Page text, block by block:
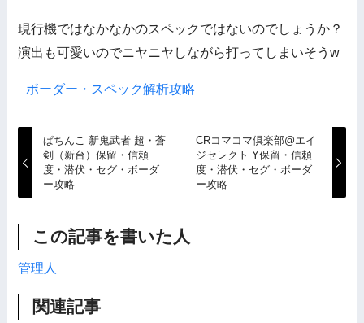
現行機ではなかなかのスペックではないのでしょうか？
演出も可愛いのでニヤニヤしながら打ってしまいそうw
ボーダー・スペック解析攻略
ぱちんこ 新鬼武者 超・蒼
剣（新台）保留・信頼
度・潜伏・セグ・ボーダ
ー攻略
CRコマコマ倶楽部@エイ
ジセレクト Y保留・信頼
度・潜伏・セグ・ボーダ
ー攻略
この記事を書いた人
管理人
関連記事